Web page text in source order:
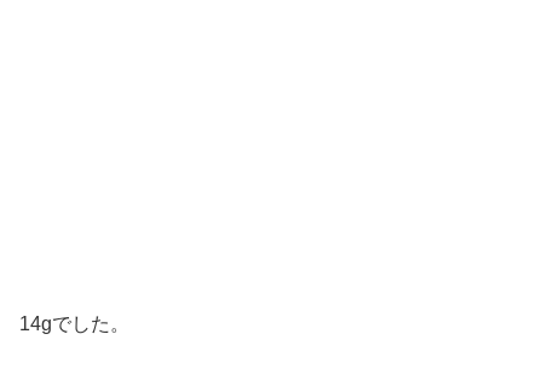
14gでした。